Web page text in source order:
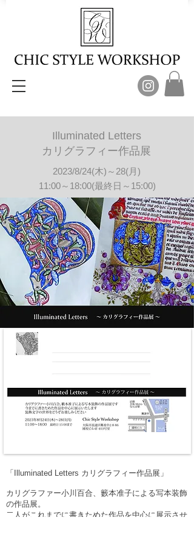
Illuminated Letters
​カリグラフィー作品展
2023/8/24(木)～28(月)
11:00～18:00(最終日～15:00)
「Illuminated Letters カリグラフィー作品展」
カリグラファー小川百合、籔本准子による写本装飾
の作品展。
二人がこれまでに書きためた作品を中心に展示させ